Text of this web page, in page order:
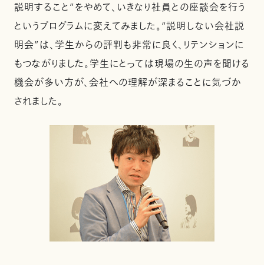
説明すること”をやめて、いきなり社員との座談会を行う
というプログラムに変えてみました。“説明しない会社説
明会”は、学生からの評判も非常に良く、リテンションに
もつながりました。学生にとっては現場の生の声を聞ける
機会が多い方が、会社への理解が深まることに気づか
されました。